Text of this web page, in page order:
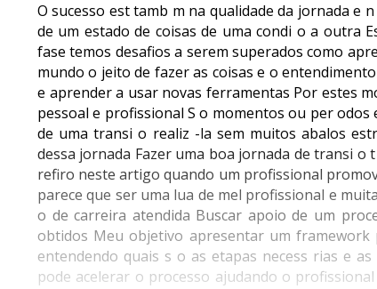
O sucesso est tamb m na qualidade da jornada e
de um estado de coisas de uma condi o a outra
fase temos desafios a serem superados como
mundo o jeito de fazer as coisas e o
e aprender a usar novas ferramentas Por estes
pessoal e profissional S o momentos ou per odos
de uma transi o realiz -la sem muitos abalos
dessa jornada Fazer uma boa jornada de transi
refiro neste artigo quando um profissional
parece que ser uma lua de mel profissional e
o de carreira atendida Buscar apoio de um
obtidos Meu objetivo apresentar um
entendendo quais s o as etapas necess rias e
pode acelerar o processo ajudando o